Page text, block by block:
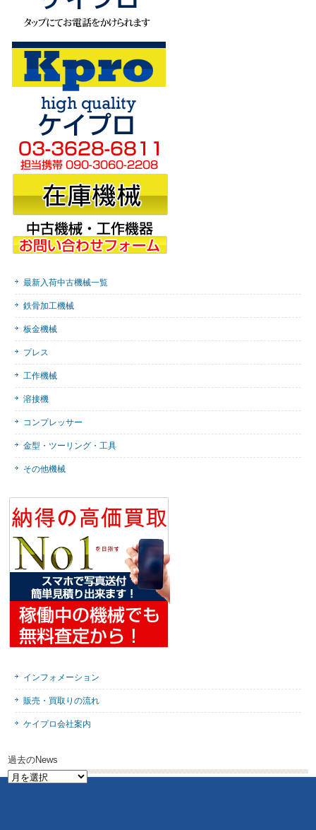
最新入荷中古機械一覧
鉄骨加工機械
板金機械
プレス
工作機械
溶接機
コンプレッサー
金型・ツーリング・工具
その他機械
インフォメーション
販売・買取りの流れ
ケイプロ会社案内
過去のNews
過